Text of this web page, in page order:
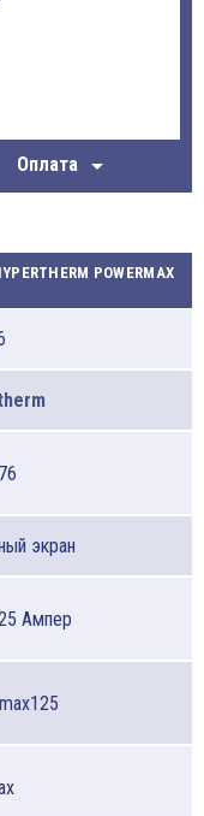
Оплата 
POWERMAX
экран
Ампер